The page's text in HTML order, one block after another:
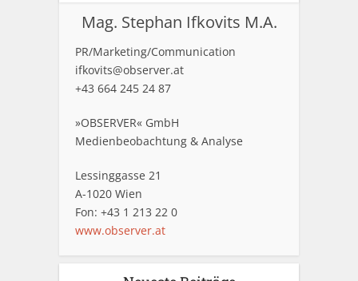
Mag. Stephan Ifkovits M.A.
PR/Marketing/Communication
ifkovits@observer.at
+43 664 245 24 87
»OBSERVER« GmbH
Medienbeobachtung & Analyse
Lessinggasse 21
A-1020 Wien
Fon: +43 1 213 22 0
www.observer.at